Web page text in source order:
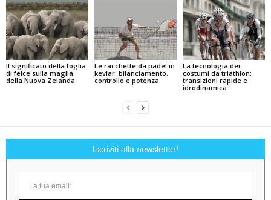
Il significato della foglia
di felce sulla maglia
della Nuova Zelanda
Le racchette da padel in
kevlar: bilanciamento,
controllo e potenza
La tecnologia dei
costumi da triathlon:
transizioni rapide e
idrodinamica
Iscriviti alla newsletter!